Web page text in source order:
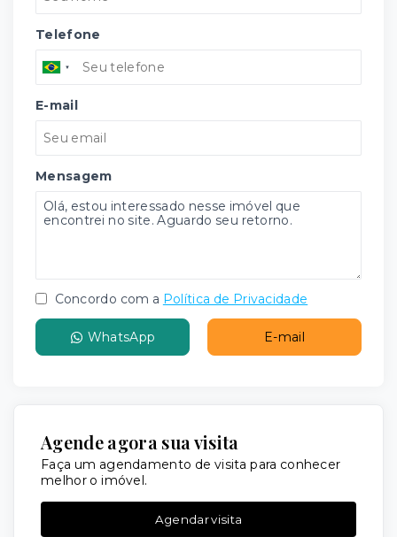
Telefone
E-mail
Mensagem
Concordo com a Política de Privacidade
WhatsApp E-mail
Agende agora sua visita
Faça um agendamento de visita para conhecer
melhor o imóvel.
Agendar visita